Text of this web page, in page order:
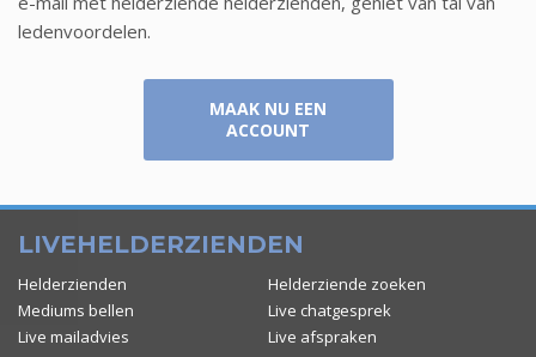
MARRY COR
ledenvoordelen.
MAAK NU EEN
ACCOUNT
LIVEHELDERZIENDEN
Helderzienden
Helderziende zoeken
Mediums bellen
Live chatgesprek
Live mailadvies
Live afspraken